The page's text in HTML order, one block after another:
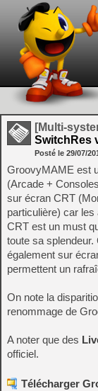
[Multi-
SwitchRes
Posté le 29/07/
GroovyMAME est
(Arcade +
sur écran CRT
particulière) car
CRT est un must
toute sa
également sur
permettent un
On note la
renommage de
A noter que des
officiel.
Télécharger